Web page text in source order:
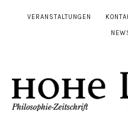
VERANSTALTUNGEN